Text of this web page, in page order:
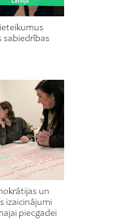
sabiedrības
un
izaicinājumi
piecgadei